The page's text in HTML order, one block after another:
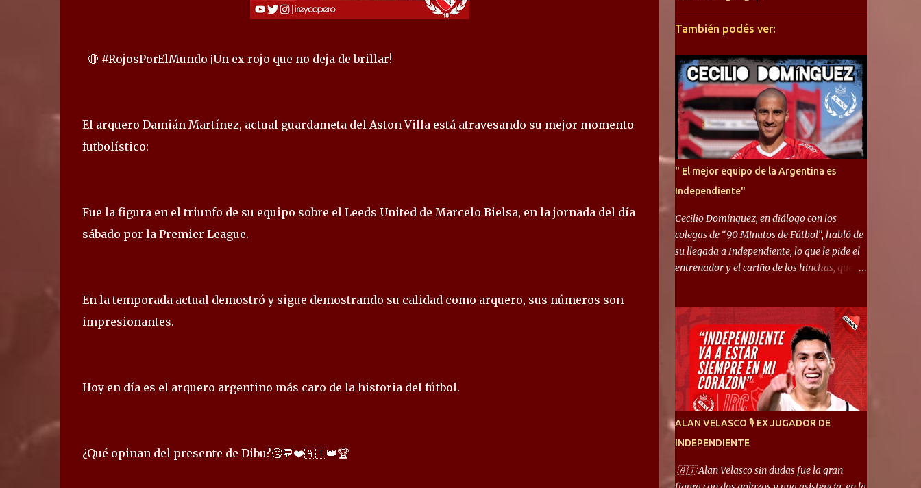
🔴 #RojosPorElMundo ¡Un ex rojo que no deja de brillar!
El arquero Damián Martínez, actual guardameta del Aston Villa está atravesando su mejor momento
futbolístico:
Fue la figura en el triunfo de su equipo sobre el Leeds United de Marcelo Bielsa, en la jornada del día
sábado por la Premier League.
En la temporada actual demostró y sigue demostrando su calidad como arquero, sus números son
impresionantes.
Hoy en día es el arquero argentino más caro de la historia del fútbol.
¿Qué opinan del presente de Dibu?🤔💬❤️🇦🇹👑🏆
También podés ver:
" El mejor equipo de la Argentina es
Independiente"
Cecilio Domínguez, en diálogo con los
colegas de “90 Minutos de Fútbol”, habló de
su llegada a Independiente, lo que le pide el
entrenador y el cariño de los hinchas, que se
ayuda a que me adapte rápidamente, soy un
hombre alegre y abierto. Creo que lo estoy
haciendo muy bien. Cuando llegué, llegué a
un Independiente que juega muy dinámico y
me gusta mucho. Me favorece por la forma
de jugar mía y eso también ayudó a que me
adapte”. “Me siento mejor por izquierda,
pero me gusta mucho jugar de 9, y juego sin
problemas por derecha también. Jugar de 9
y de extremo por izquierda es diferente. A mi
me gusta jugar por fuera, porque tengo mas
ALAN VELASCO 🎙 EX JUGADOR DE
INDEPENDIENTE
🇦🇹 Alan Velasco sin dudas fue la gran